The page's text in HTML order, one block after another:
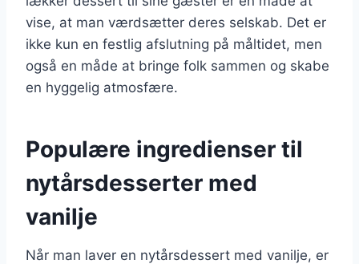
vise, at man værdsætter deres selskab. Det er
ikke kun en festlig afslutning på måltidet, men
også en måde at bringe folk sammen og skabe
en hyggelig atmosfære.
Populære ingredienser til
nytårsdesserter med
vanilje
Når man laver en nytårsdessert med vanilje, er